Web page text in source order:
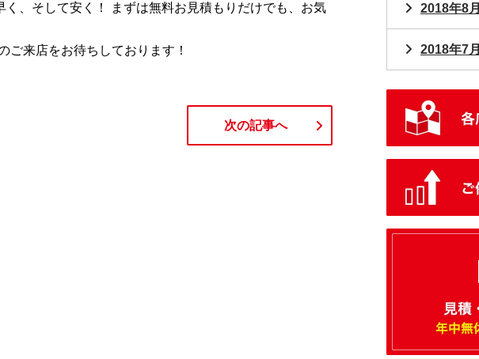
、そして安く！ まずは無料お見積もりだけでも、お気
ご来店をお待ちしております！
次の記事へ
2018年8月
2018年7月